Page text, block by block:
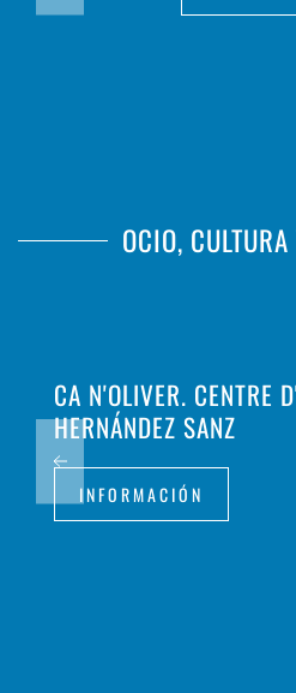
OCIO,
CA N'OLIVER. CENTRE
HERNÁNDEZ SANZ
INFORMACIÓN